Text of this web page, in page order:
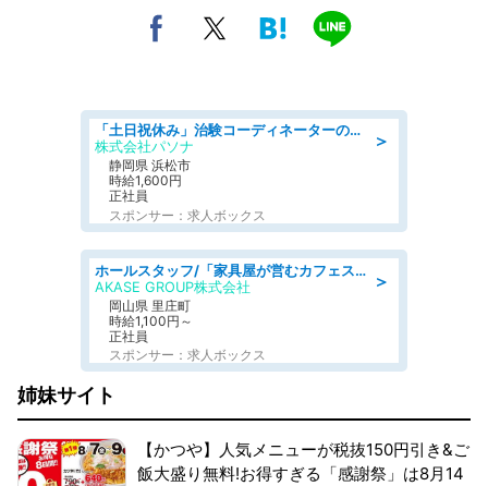
＞
「土日祝休み」治験コーディネーターのお仕事/未経験OK
株式会社パソナ
静岡県 浜松市
時給1,600円
正社員
スポンサー：求人ボックス
＞
ホールスタッフ/「家具屋が営むカフェスタッフ!」週2日～OK!嬉しいまかない付き/岡山県/浅口郡里庄町
AKASE GROUP株式会社
岡山県 里庄町
時給1,100円～
正社員
スポンサー：求人ボックス
姉妹サイト
【かつや】人気メニューが税抜150円引き&ご
飯大盛り無料!お得すぎる「感謝祭」は8月14